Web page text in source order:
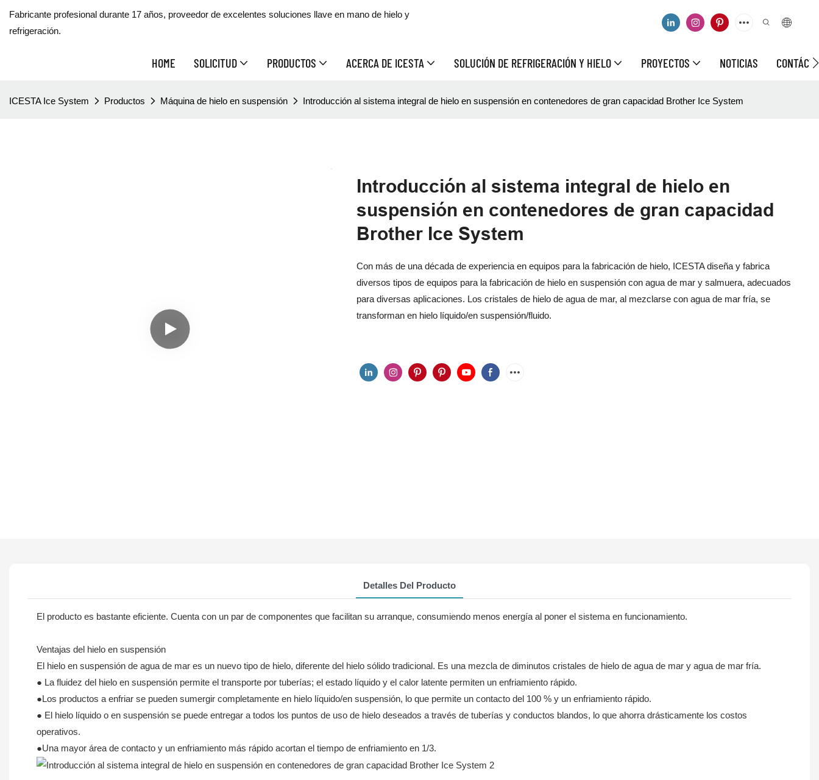
Fabricante profesional durante 17 años, proveedor de excelentes soluciones llave en mano de hielo y
refrigeración.
HOME SOLICITUD PRODUCTOS ACERCA DE ICESTA SOLUCIÓN DE REFRIGERACIÓN Y HIELO PROYECTOS NOTICIAS
ICESTA Ice System Productos Máquina de hielo en suspensión Introducción al sistema integral de hielo en suspensión en contenedores de gran capacidad Brother Ice System
Introducción al sistema integral de hielo en
suspensión en contenedores de gran capacidad
Brother Ice System
Con más de una década de experiencia en equipos para la fabricación de hielo, ICESTA diseña y fabrica
diversos tipos de equipos para la fabricación de hielo en suspensión con agua de mar y salmuera, adecuados
para diversas aplicaciones. Los cristales de hielo de agua de mar, al mezclarse con agua de mar fría, se
transforman en hielo líquido/en suspensión/fluido.
Detalles Del Producto
El producto es bastante eficiente. Cuenta con un par de componentes que facilitan su arranque, consumiendo menos energía al poner el sistema en funcionamiento.
Ventajas del hielo en suspensión
El hielo en suspensión de agua de mar es un nuevo tipo de hielo, diferente del hielo sólido tradicional. Es una mezcla de diminutos cristales de hielo de agua de mar y agua de mar fría.
● La fluidez del hielo en suspensión permite el transporte por tuberías; el estado líquido y el calor latente permiten un enfriamiento rápido.
●Los productos a enfriar se pueden sumergir completamente en hielo líquido/en suspensión, lo que permite un contacto del 100 % y un enfriamiento rápido.
● El hielo líquido o en suspensión se puede entregar a todos los puntos de uso de hielo deseados a través de tuberías y conductos blandos, lo que ahorra drásticamente los costos
operativos.
●Una mayor área de contacto y un enfriamiento más rápido acortan el tiempo de enfriamiento en 1/3.